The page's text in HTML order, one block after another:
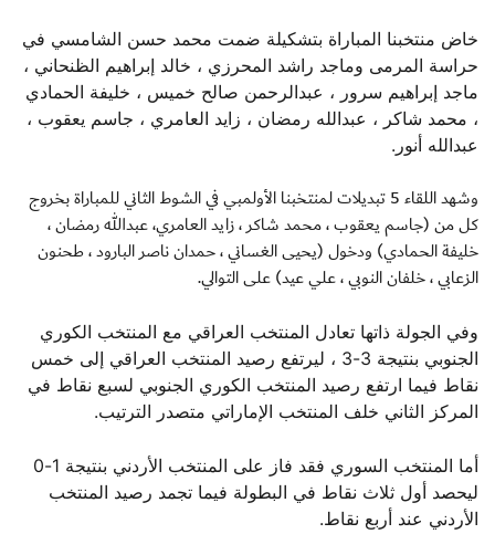
خاض منتخبنا المباراة بتشكيلة ضمت محمد حسن الشامسي في
حراسة المرمى وماجد راشد المحرزي ، خالد إبراهيم الظنحاني ،
ماجد إبراهيم سرور ، عبدالرحمن صالح خميس ، خليفة الحمادي
، محمد شاكر ، عبدالله رمضان ، زايد العامري ، جاسم يعقوب ،
عبدالله أنور.
وشهد اللقاء 5 تبديلات لمنتخبنا الأولمبي في الشوط الثاني للمباراة بخروج
كل من (جاسم يعقوب ، محمد شاكر ، زايد العامري، عبدالله رمضان ،
خليفة الحمادي) ودخول (يحيى الغساني ، حمدان ناصر البارود ، طحنون
الزعابي ، خلفان النوبي ، علي عيد) على التوالي.
وفي الجولة ذاتها تعادل المنتخب العراقي مع المنتخب الكوري
الجنوبي بنتيجة 3-3 ، ليرتفع رصيد المنتخب العراقي إلى خمس
نقاط فيما ارتفع رصيد المنتخب الكوري الجنوبي لسبع نقاط في
المركز الثاني خلف المنتخب الإماراتي متصدر الترتيب.
أما المنتخب السوري فقد فاز على المنتخب الأردني بنتيجة 1-0
ليحصد أول ثلاث نقاط في البطولة فيما تجمد رصيد المنتخب
الأردني عند أربع نقاط.